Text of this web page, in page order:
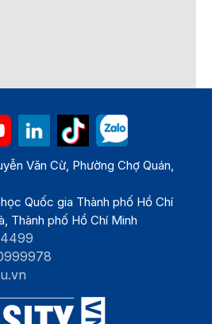
Văn Cừ, Phường Chợ Quán,
Quốc gia Thành phố Hồ Chí
Thành phố Hồ Chí Minh